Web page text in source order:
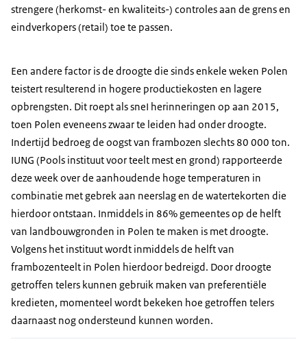
strengere (herkomst- en kwaliteits-) controles aan de grens en
eindverkopers (retail) toe te passen.
Een andere factor is de droogte die sinds enkele weken Polen
teistert resulterend in hogere productiekosten en lagere
opbrengsten. Dit roept als sneI herinneringen op aan 2015,
toen Polen eveneens zwaar te leiden had onder droogte.
Indertijd bedroeg de oogst van frambozen slechts 80 000 ton.
IUNG (Pools instituut voor teelt mest en grond) rapporteerde
deze week over de aanhoudende hoge temperaturen in
combinatie met gebrek aan neerslag en de watertekorten die
hierdoor ontstaan. Inmiddels in 86% gemeentes op de helft
van landbouwgronden in Polen te maken is met droogte.
Volgens het instituut wordt inmiddels de helft van
frambozenteelt in Polen hierdoor bedreigd. Door droogte
getroffen telers kunnen gebruik maken van preferentiële
kredieten, momenteel wordt bekeken hoe getroffen telers
daarnaast nog ondersteund kunnen worden.